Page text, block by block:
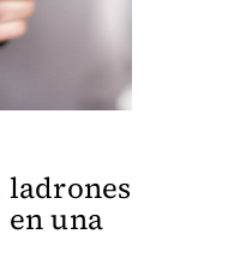
ladrones
una